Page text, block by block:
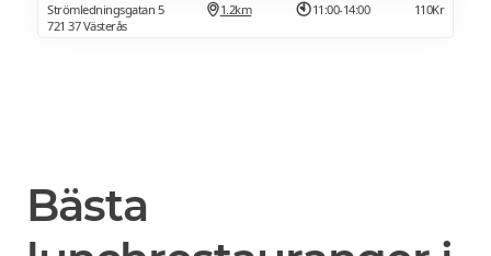
Strömledningsgatan 5
721 37 Västerås
1.2km 11:00-14:00 110Kr
Bästa